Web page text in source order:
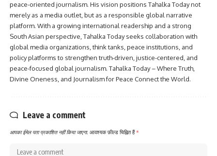
peace-oriented journalism. His vision positions Tahalka Today not
merely as a media outlet, but as a responsible global narrative
platform. With a growing international readership and a strong
South Asian perspective, Tahalka Today seeks collaboration with
global media organizations, think tanks, peace institutions, and
policy platforms to strengthen truth-driven, justice-centered, and
peace-focused global journalism. Tahalka Today – Where Truth,
Divine Oneness, and Journalism for Peace Connect the World.
Leave a comment
आपका ईमेल पता प्रकाशित नहीं किया जाएगा. आवश्यक फ़ील्ड चिह्नित हैं*